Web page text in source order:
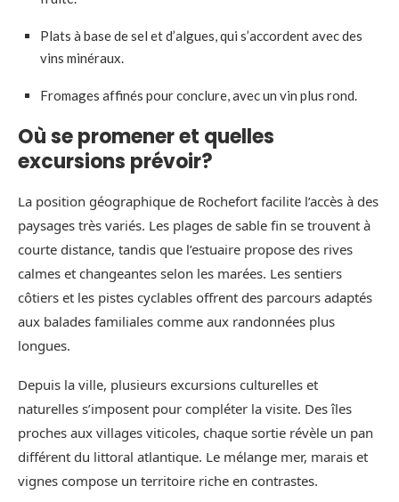
Plats à base de sel et d’algues, qui s’accordent avec des
vins minéraux.
Fromages affinés pour conclure, avec un vin plus rond.
Où se promener et quelles
excursions prévoir?
La position géographique de Rochefort facilite l’accès à des
paysages très variés. Les plages de sable fin se trouvent à
courte distance, tandis que l’estuaire propose des rives
calmes et changeantes selon les marées. Les sentiers
côtiers et les pistes cyclables offrent des parcours adaptés
aux balades familiales comme aux randonnées plus
longues.
Depuis la ville, plusieurs excursions culturelles et
naturelles s’imposent pour compléter la visite. Des îles
proches aux villages viticoles, chaque sortie révèle un pan
différent du littoral atlantique. Le mélange mer, marais et
vignes compose un territoire riche en contrastes.